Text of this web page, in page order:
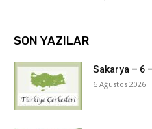
SON YAZILAR
Sakarya – 6
6 Ağustos 2026